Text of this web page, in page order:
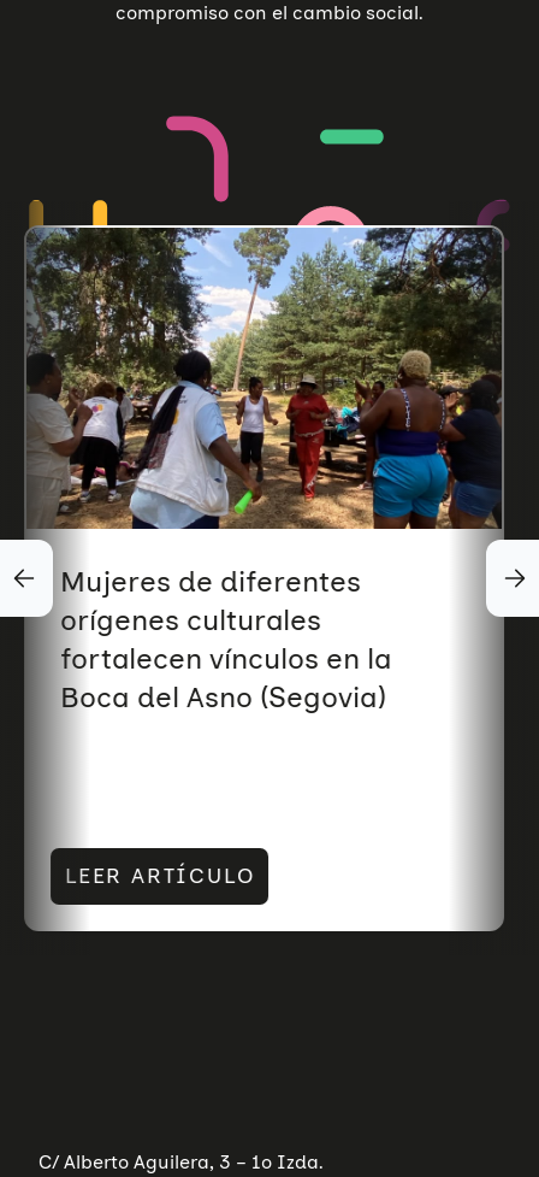
compromiso con el cambio social.
Mujeres de diferentes
orígenes culturales
fortalecen vínculos en la
Boca del Asno (Segovia)
LEER ARTÍCULO
C/ Alberto Aguilera, 3 – 1º Izda.